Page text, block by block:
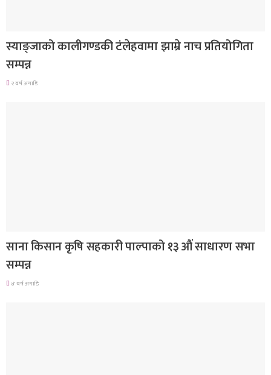
स्याङ्जाको कालीगण्डकी टंलेहवामा झाम्रे नाच प्रतियोगिता
सम्पन्न
२ वर्ष अगाडि
साना किसान कृषि सहकारी पाल्पाको १३ औं साधारण सभा
सम्पन्न
४ वर्ष अगाडि